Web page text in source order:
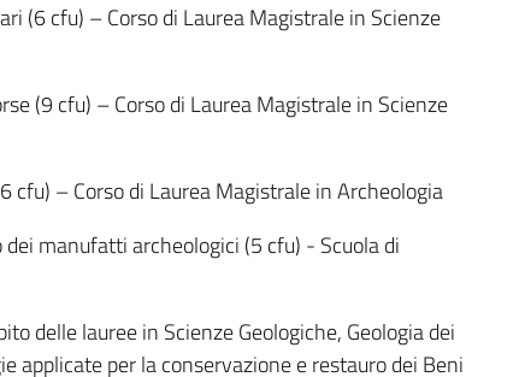
(6 cfu) – Corso di Laurea Magistrale in Scienze
(9 cfu) – Corso di Laurea Magistrale in Scienze
cfu) – Corso di Laurea Magistrale in Archeologia
manufatti archeologici (5 cfu) - Scuola di
delle lauree in Scienze Geologiche, Geologia dei
applicate per la conservazione e restauro dei Beni